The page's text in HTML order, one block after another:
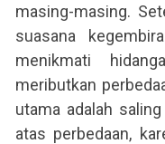
masing-masing.
suasana
menikmati
meributkan
utama adalah
atas perbedaan,